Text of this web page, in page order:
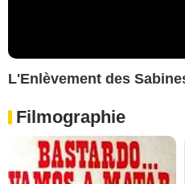
L'Enlèvement des
Filmographie